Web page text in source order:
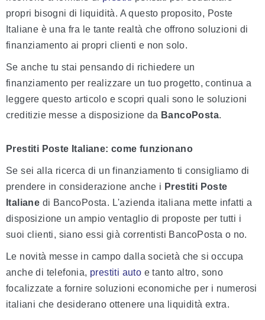
propri bisogni di liquidità. A questo proposito, Poste
Italiane è una fra le tante realtà che offrono soluzioni di
finanziamento ai propri clienti e non solo.
Se anche tu stai pensando di richiedere un
finanziamento per realizzare un tuo progetto, continua a
leggere questo articolo e scopri quali sono le soluzioni
creditizie messe a disposizione da BancoPosta.
Prestiti Poste Italiane: come funzionano
Se sei alla ricerca di un finanziamento ti consigliamo di
prendere in considerazione anche i Prestiti Poste
Italiane di BancoPosta. L'azienda italiana mette infatti a
disposizione un ampio ventaglio di proposte per tutti i
suoi clienti, siano essi già correntisti BancoPosta o no.
Le novità messe in campo dalla società che si occupa
anche di telefonia, prestiti auto e tanto altro, sono
focalizzate a fornire soluzioni economiche per i numerosi
italiani che desiderano ottenere una liquidità extra.